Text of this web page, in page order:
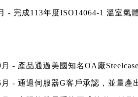
- 完成113年度ISO14064-1 溫室氣
- 產品通過美國知名OA廠
月 - 通過伺服器G客戶承認，並量產